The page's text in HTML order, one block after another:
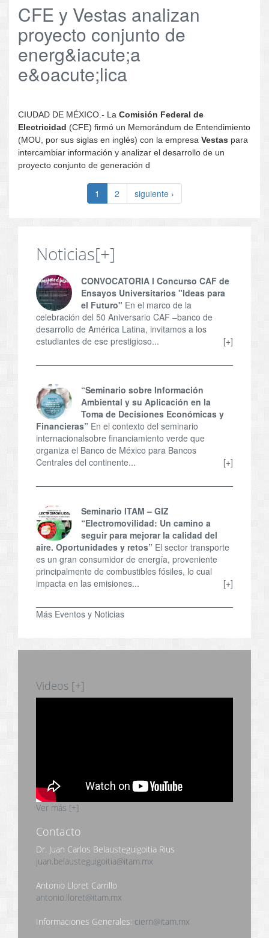
CFE y Vestas analizan
proyecto conjunto de
energ&iacute;a
e&oacute;lica
CIUDAD DE MÉXICO.- La Comisión Federal de
Electricidad (CFE) firmó un Memorándum de Entendimiento
(MOU, por sus siglas en inglés) con la empresa Vestas para
intercambiar información y analizar el desarrollo de un
proyecto conjunto de generación d
1 2 siguiente ›
Noticias[+]
CONVOCATORIA l Concurso CAF de
Ensayos Universitarios "Ideas para
el Futuro" En el marco de la
celebración del 50 Aniversario CAF –banco de
desarrollo de América Latina, invitamos a los
estudiantes de ese prestigioso...
[+]
“Seminario sobre Información
Ambiental y su Aplicación en la
Toma de Decisiones Económicas y
Financieras” En el contexto del seminario
internacionalsobre financiamiento verde que
organiza el Banco de México para Bancos
Centrales del continente...
[+]
Seminario ITAM – GIZ
“Electromovilidad: Un camino a
seguir para mejorar la calidad del
aire. Oportunidades y retos” El sector transporte
es un gran consumidor de energía, proveniente
principalmente de combustibles fósiles, lo cual
impacta en las emisiones...
[+]
Más Eventos y Noticias
Videos [+]
Ver más [+]
Contacto
Dr. Juan Carlos Belausteguigoitia Rius
juan.belausteguigoitia@itam.mx
Antonio Lloret Carrillo
antonio.lloret@itam.mx
Informaciones Generales: ciern@itam.mx